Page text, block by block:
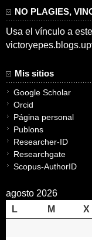
NO PLAGIES,
Usa el vínculo a
Mis sitios
Google Scholar
Orcid
Página personal
Publons
Researcher-ID
Researchgate
Scopus-AuthorID
agosto 2026
L
M X